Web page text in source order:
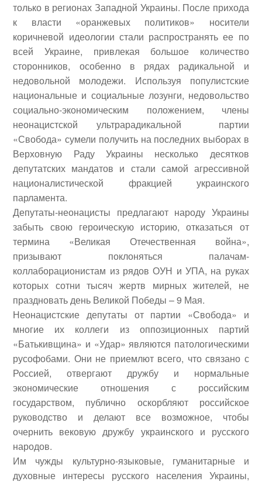
только в регионах Западной Украины. После прихода
к власти «оранжевых политиков» носители
коричневой идеологии стали распространять ее по
всей Украине, привлекая большое количество
сторонников, особенно в рядах радикальной и
недовольной молодежи. Используя популистские
национальные и социальные лозунги, недовольство
социально-экономическим положением, члены
неонацистской ультрарадикальной партии
«Свобода» сумели получить на последних выборах в
Верховную Раду Украины несколько десятков
депутатских мандатов и стали самой агрессивной
националистической фракцией украинского
парламента.
Депутаты-неонацисты предлагают народу Украины
забыть свою героическую историю, отказаться от
термина «Великая Отечественная война»,
призывают поклоняться палачам-
коллаборационистам из рядов ОУН и УПА, на руках
которых сотни тысяч жертв мирных жителей, не
праздновать день Великой Победы – 9 Мая.
Неонацистские депутаты от партии «Свобода» и
многие их коллеги из оппозиционных партий
«Батькивщина» и «Удар» являются патологическими
русофобами. Они не приемлют всего, что связано с
Россией, отвергают дружбу и нормальные
экономические отношения с российским
государством, публично оскорбляют российское
руководство и делают все возможное, чтобы
очернить вековую дружбу украинского и русского
народов.
Им чужды культурно-языковые, гуманитарные и
духовные интересы русского населения Украины,